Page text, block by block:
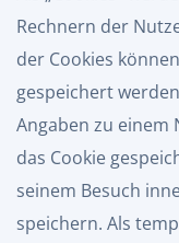
Rechnern der
der Cookies
gespeichert
Angaben zu einem
das Cookie
seinem Besuch
speichern. Als